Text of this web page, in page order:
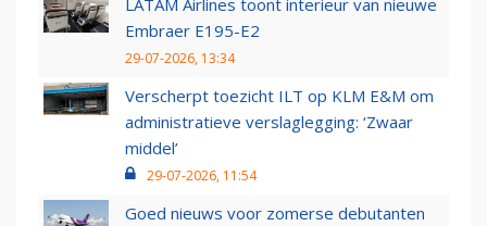
LATAM Airlines toont interieur van nieuwe
Embraer E195-E2
29-07-2026, 13:34
Verscherpt toezicht ILT op KLM E&M om
administratieve verslaglegging: ‘Zwaar
middel’
29-07-2026, 11:54
Goed nieuws voor zomerse debutanten